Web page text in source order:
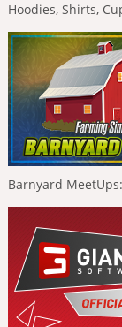
Hoodies, Shirts,
Barnyard